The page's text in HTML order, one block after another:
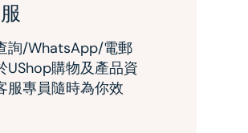
詢/WhatsApp/電郵
UShop購物及產品資
服專員隨時為你效